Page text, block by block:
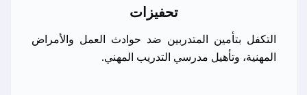
تحفيزات
التكفل بتأمين المتدربين ضد حوادث العمل والأمراض
المهنية، وتأهيل مدرسي التدريب المهني.